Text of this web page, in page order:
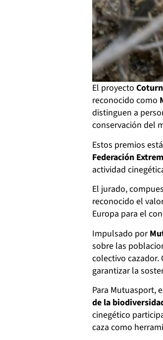
El proyecto
reconocido como
distinguen a
conservación del
Estos premios
Federación
actividad
El jurado,
reconocido el
Europa para el
Impulsado por
sobre las
colectivo cazador.
garantizar la
Para Mutuasport,
de la
cinegético
caza como